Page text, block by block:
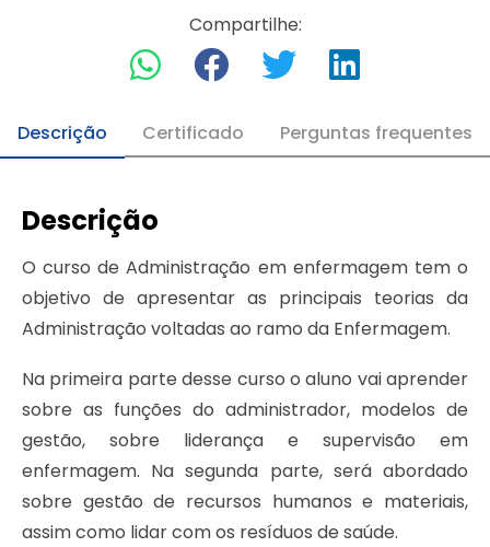
Compartilhe:
Descrição Certificado Perguntas frequentes
Descrição
O curso de Administração em enfermagem tem o
objetivo de apresentar as principais teorias da
Administração voltadas ao ramo da Enfermagem.
Na primeira parte desse curso o aluno vai aprender
sobre as funções do administrador, modelos de
gestão, sobre liderança e supervisão em
enfermagem. Na segunda parte, será abordado
sobre gestão de recursos humanos e materiais,
assim como lidar com os resíduos de saúde.